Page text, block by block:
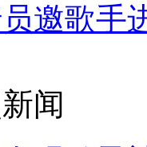
邀歌手
闻